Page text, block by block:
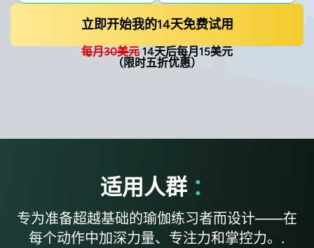
立即开始我的14天免费试用
每月30美元 14天后每月15美元
（限时五折优惠）
适用人群 ：
专为准备超越基础的瑜伽练习者而设计——在
每个动作中加深力量、专注力和掌控力。.